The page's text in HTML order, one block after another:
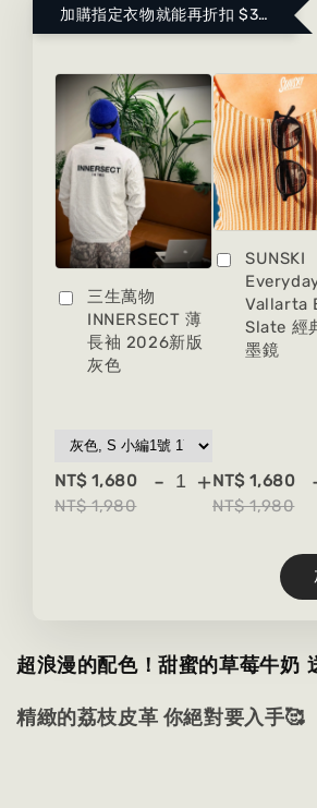
加購指定衣物就能再折扣 $300 ！點這裡看更多～
三生萬物
INNERSECT 薄
長袖 2026新版
灰色
NT$ 1,680
NT$ 1,980
- +
SUNSKI
Vallarta
Slate 經
墨鏡
NT$ 1,680
NT$ 1,980
超浪漫的配色！甜蜜的草莓牛奶
精緻的荔枝皮革 你絕對要入手🥰